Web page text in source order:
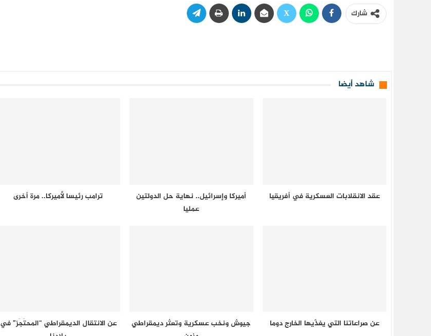
شارك
شاهد أيضا
عقد الانقلابات العسكرية في أفريقيا
أميركا وإسرائيل.. نهاية حل الدولتين
عمليا
ترامب رئيسا لأميركا.. مرة أخرى
عن صراعاتنا التي يغذّيها الخارج دوما
جيوش ونخب عسكرية وتعثر ديمقراطي
عن الانتقال الديمقراطي “المحتَجَز” في